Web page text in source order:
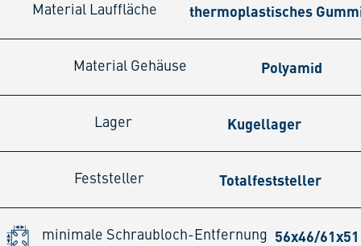
Material Lauffläche thermoplastisches
Material Gehäuse Polyamid
Lager Kugellager
Feststeller Totalfeststeller
minimale Schraubloch-Entfernung 56x46/